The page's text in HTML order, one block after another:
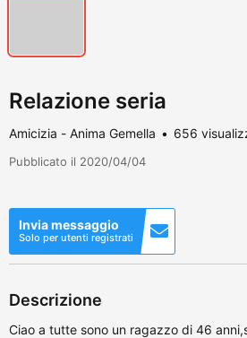
Relazione seria
Amicizia - Anima Gemella 656
Pubblicato il 2020/04/04
Invia messaggio
Solo per utenti registrati
Descrizione
Ciao a tutte sono un ragazzo di 46